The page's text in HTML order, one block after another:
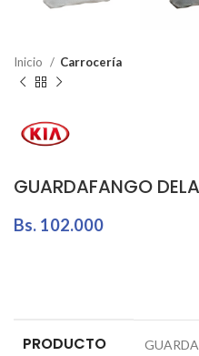
Inicio Carrocería
GUARDAFANGO
Bs. 102.000
PRODUCTO